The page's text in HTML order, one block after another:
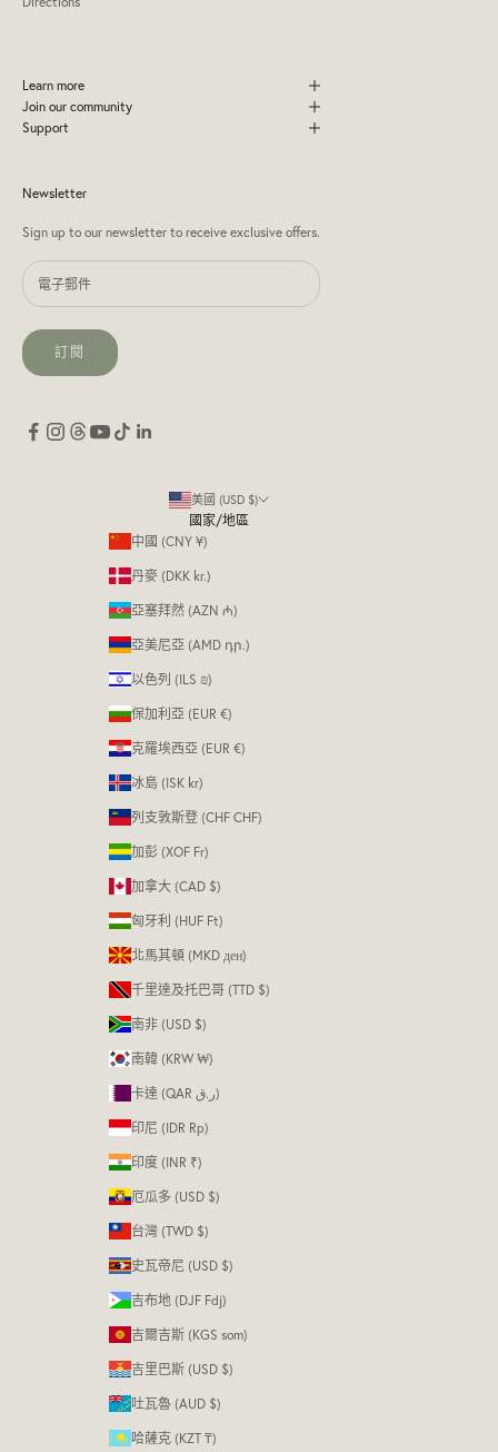
Learn more
Join our community
Support
Newsletter
Sign up to our newsletter to receive exclusive offers.
訂閱
美國 (USD $)
國家/地區
中國 (CNY ¥)
丹麥 (DKK kr.)
亞塞拜然 (AZN ₼)
亞美尼亞 (AMD դր.)
以色列 (ILS ₪)
保加利亞 (EUR €)
克羅埃西亞 (EUR €)
冰島 (ISK kr)
列支敦斯登 (CHF CHF)
加彭 (XOF Fr)
加拿大 (CAD $)
匈牙利 (HUF Ft)
北馬其頓 (MKD ден)
千里達及托巴哥 (TTD $)
南非 (USD $)
南韓 (KRW ₩)
卡達 (QAR ر.ق)
印尼 (IDR Rp)
印度 (INR ₹)
厄瓜多 (USD $)
台灣 (TWD $)
史瓦帝尼 (USD $)
吉布地 (DJF Fdj)
吉爾吉斯 (KGS som)
吉里巴斯 (USD $)
吐瓦魯 (AUD $)
哈薩克 (KZT ₸)